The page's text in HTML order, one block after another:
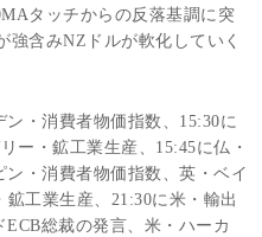
タッチからの反落基調に突
強含みNZドルが軟化していく
・消費者物価指数、15:30に
ー・鉱工業生産、15:45に仏・
・消費者物価指数、英・ベイ
鉱工業生産、21:30に米・輸出
総裁の発言、米・ハーカ